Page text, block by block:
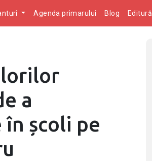
Agenda primarului Blog Editură
a
școli pe